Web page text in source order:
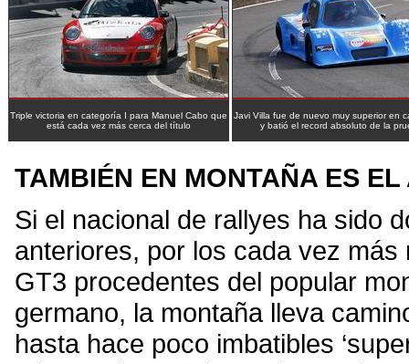
Triple victoria en categoría I para Manuel Cabo que
está cada vez más cerca del título
Javi Villa fue de nuevo muy superior en
y batió el record absoluto de la
TAMBIÉN EN MONTAÑA ES
Si el nacional de rallyes ha sido
anteriores, por los cada vez
GT3 procedentes del popular
germano, la montaña lleva
hasta hace poco imbatibles